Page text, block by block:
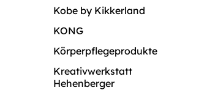
Kobe by Kikkerland
KONG
Körperpflegeprodukte
Kreativwerkstatt
Hehenberger